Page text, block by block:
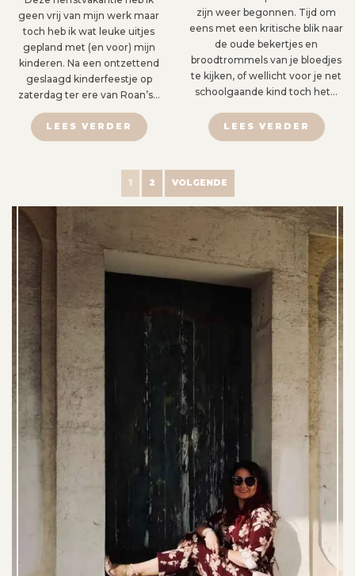
geen vrij van mijn werk maar
toch heb ik wat leuke uitjes
gepland met (en voor) mijn
kinderen. Na een ontzettend
geslaagd kinderfeestje op
zaterdag ter ere van Roan’s…
LEES VERDER
zijn weer begonnen. Tijd om
eens met een kritische blik naar
de oude bekertjes en
broodtrommels van je bloedjes
te kijken, of wellicht voor je net
schoolgaande kind toch het…
LEES VERDER
B
E
R
C
H
E
N
P
A
G
I
N
E
R
N
G
1 2 VOLGENDE